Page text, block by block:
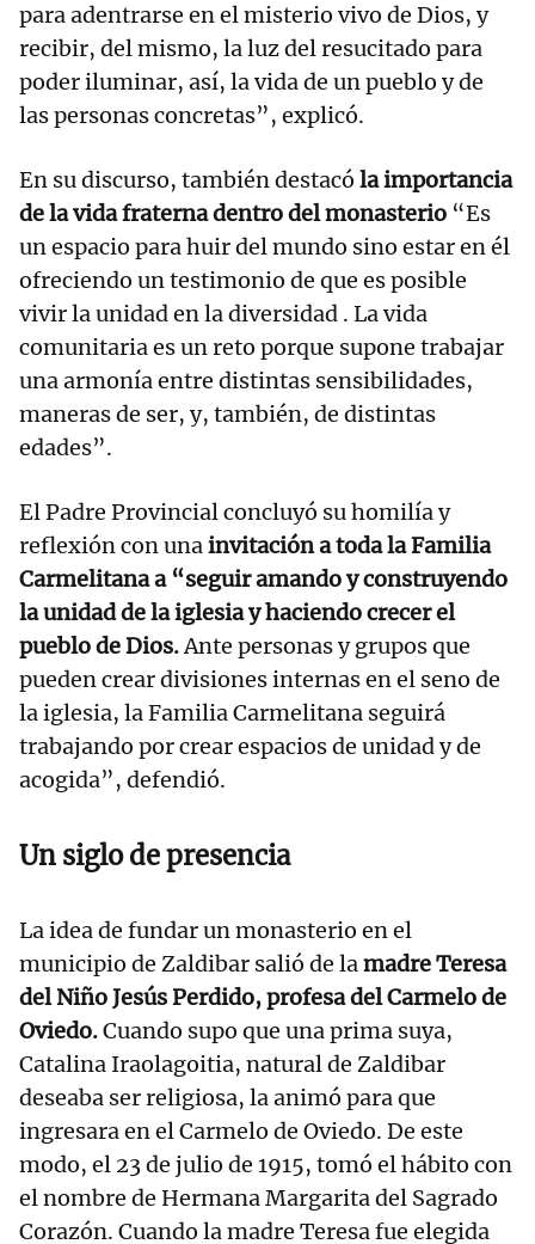
para adentrarse en el misterio vivo de Dios, y
recibir, del mismo, la luz del resucitado para
poder iluminar, así, la vida de un pueblo y de
las personas concretas”, explicó.
En su discurso, también destacó la importancia
de la vida fraterna dentro del monasterio “Es
un espacio para huir del mundo sino estar en él
ofreciendo un testimonio de que es posible
vivir la unidad en la diversidad . La vida
comunitaria es un reto porque supone trabajar
una armonía entre distintas sensibilidades,
maneras de ser, y, también, de distintas
edades”.
El Padre Provincial concluyó su homilía y
reflexión con unainvitación a toda la Familia
Carmelitana a “seguir amando y construyendo
la unidad de la iglesia y haciendo crecer el
pueblo de Dios.Ante personas y grupos que
pueden crear divisiones internas en el seno de
la iglesia, la Familia Carmelitana seguirá
trabajando por crear espacios de unidad y de
acogida”, defendió.
Un siglo de presencia
La idea de fundar un monasterio en el
municipio de Zaldibar salió de lamadre Teresa
del Niño Jesús Perdido, profesa del Carmelo de
Oviedo.Cuando supo que una prima suya,
Catalina Iraolagoitia, natural de Zaldibar
deseaba ser religiosa, la animó para que
ingresara en el Carmelo de Oviedo. De este
modo, el 23 de julio de 1915, tomó el hábito con
el nombre de Hermana Margarita del Sagrado
Corazón. Cuando la madre Teresa fue elegida